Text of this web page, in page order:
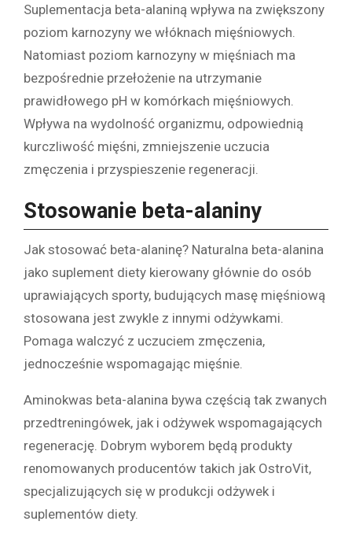
Suplementacja beta-alaniną wpływa na zwiększony
poziom karnozyny we włóknach mięśniowych.
Natomiast poziom karnozyny w mięśniach ma
bezpośrednie przełożenie na utrzymanie
prawidłowego pH w komórkach mięśniowych.
Wpływa na wydolność organizmu, odpowiednią
kurczliwość mięśni, zmniejszenie uczucia
zmęczenia i przyspieszenie regeneracji.
Stosowanie beta-alaniny
Jak stosować beta-alaninę? Naturalna beta-alanina
jako suplement diety kierowany głównie do osób
uprawiających sporty, budujących masę mięśniową
stosowana jest zwykle z innymi odżywkami.
Pomaga walczyć z uczuciem zmęczenia,
jednocześnie wspomagając mięśnie.
Aminokwas beta-alanina bywa częścią tak zwanych
przedtreningówek, jak i odżywek wspomagających
regenerację. Dobrym wyborem będą produkty
renomowanych producentów takich jak OstroVit,
specjalizujących się w produkcji odżywek i
suplementów diety.